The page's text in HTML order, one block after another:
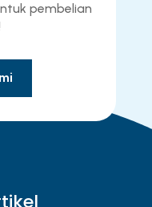
pembelian